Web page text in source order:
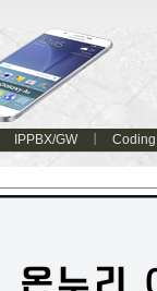
IPPBX/GW Coding